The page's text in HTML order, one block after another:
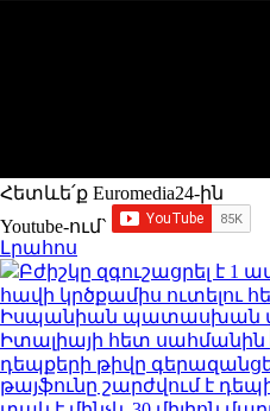
Հետևե՛ք Euromedia24-ին
Youtube-ում`
Լրահոս
Բժիշկը զգուշացրել է 1
հավի կրծքամիս ուտելու
Իսպանիան պատասխան
Իտալիայի հետ սահմանին
դեպքերի թիվը գերազանցել
թայֆունը շարժվում է